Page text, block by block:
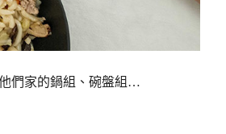
們家的鍋組、碗盤組…